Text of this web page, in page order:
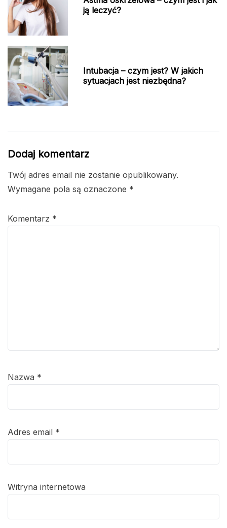
ją leczyć?
Intubacja – czym jest? W jakich
sytuacjach jest niezbędna?
Dodaj komentarz
Twój adres email nie zostanie opublikowany.
Wymagane pola są oznaczone *
Komentarz *
Nazwa *
Adres email *
Witryna internetowa